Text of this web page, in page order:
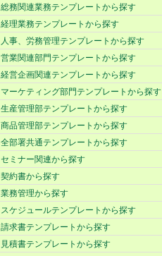
総務関連業務テンプレートから探す
経理業務テンプレートから探す
人事、労務管理テンプレートから探す
営業関連部門テンプレートから探す
経営企画関連テンプレートから探す
マーケティング部門テンプレートから探す
生産管理部テンプレートから探す
商品管理部テンプレートから探す
全部署共通テンプレートから探す
セミナー関連から探す
契約書から探す
業務管理から探す
スケジュールテンプレートから探す
請求書テンプレートから探す
見積書テンプレートから探す